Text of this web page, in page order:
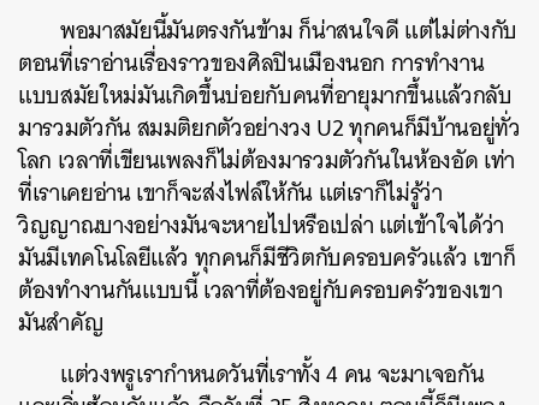
พอมาสมัยนี้มันตรงกันข้าม ก็น่าสนใจดี แต่ไม่ต่างกับ
ตอนที่เราอ่านเรื่องราวของศิลปินเมืองนอก การทำงาน
แบบสมัยใหม่มันเกิดขึ้นบ่อยกับคนที่อายุมากขึ้นแล้วกลับ
มารวมตัวกัน สมมติยกตัวอย่างวง U2 ทุกคนก็มีบ้านอยู่ทั่ว
โลก เวลาที่เขียนเพลงก็ไม่ต้องมารวมตัวกันในห้องอัด เท่า
ที่เราเคยอ่าน เขาก็จะส่งไฟล์ให้กัน แต่เราก็ไม่รู้ว่า
วิญญาณบางอย่างมันจะหายไปหรือเปล่า แต่เข้าใจได้ว่า
มันมีเทคโนโลยีแล้ว ทุกคนก็มีชีวิตกับครอบครัวแล้ว เขาก็
ต้องทำงานกันแบบนี้ เวลาที่ต้องอยู่กับครอบครัวของเขา
มันสำคัญ
แต่วงพรูเรากำหนดวันที่เราทั้ง 4 คน จะมาเจอกัน